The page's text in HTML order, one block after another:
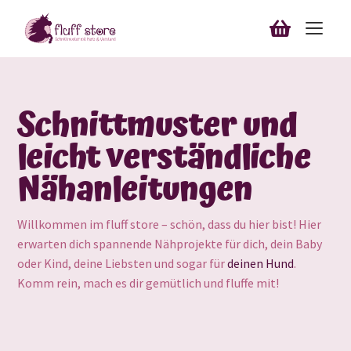
Zur
Navigation
springen
Zum
Inhalt
springen
Bestellungen
Downloads
Mein Konto
Anmelden
Schnittmuster und
leicht verständliche
Nähanleitungen
Willkommen im fluff store – schön, dass du hier bist! Hier
erwarten dich spannende Nähprojekte für dich, dein Baby
oder Kind, deine Liebsten und sogar fürdeinen Hund.
Komm rein, mach es dir gemütlich und fluffe mit!